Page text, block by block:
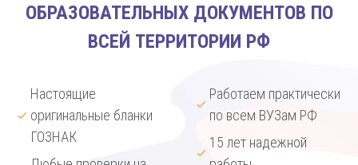
ОБРАЗОВАТЕЛЬНЫХ ДОКУМЕНТОВ ПО
ВСЕЙ ТЕРРИТОРИИ РФ
Настоящие
оригинальные бланки
ГОЗНАК
Работаем практически
по всем ВУЗам РФ
15 лет надежной